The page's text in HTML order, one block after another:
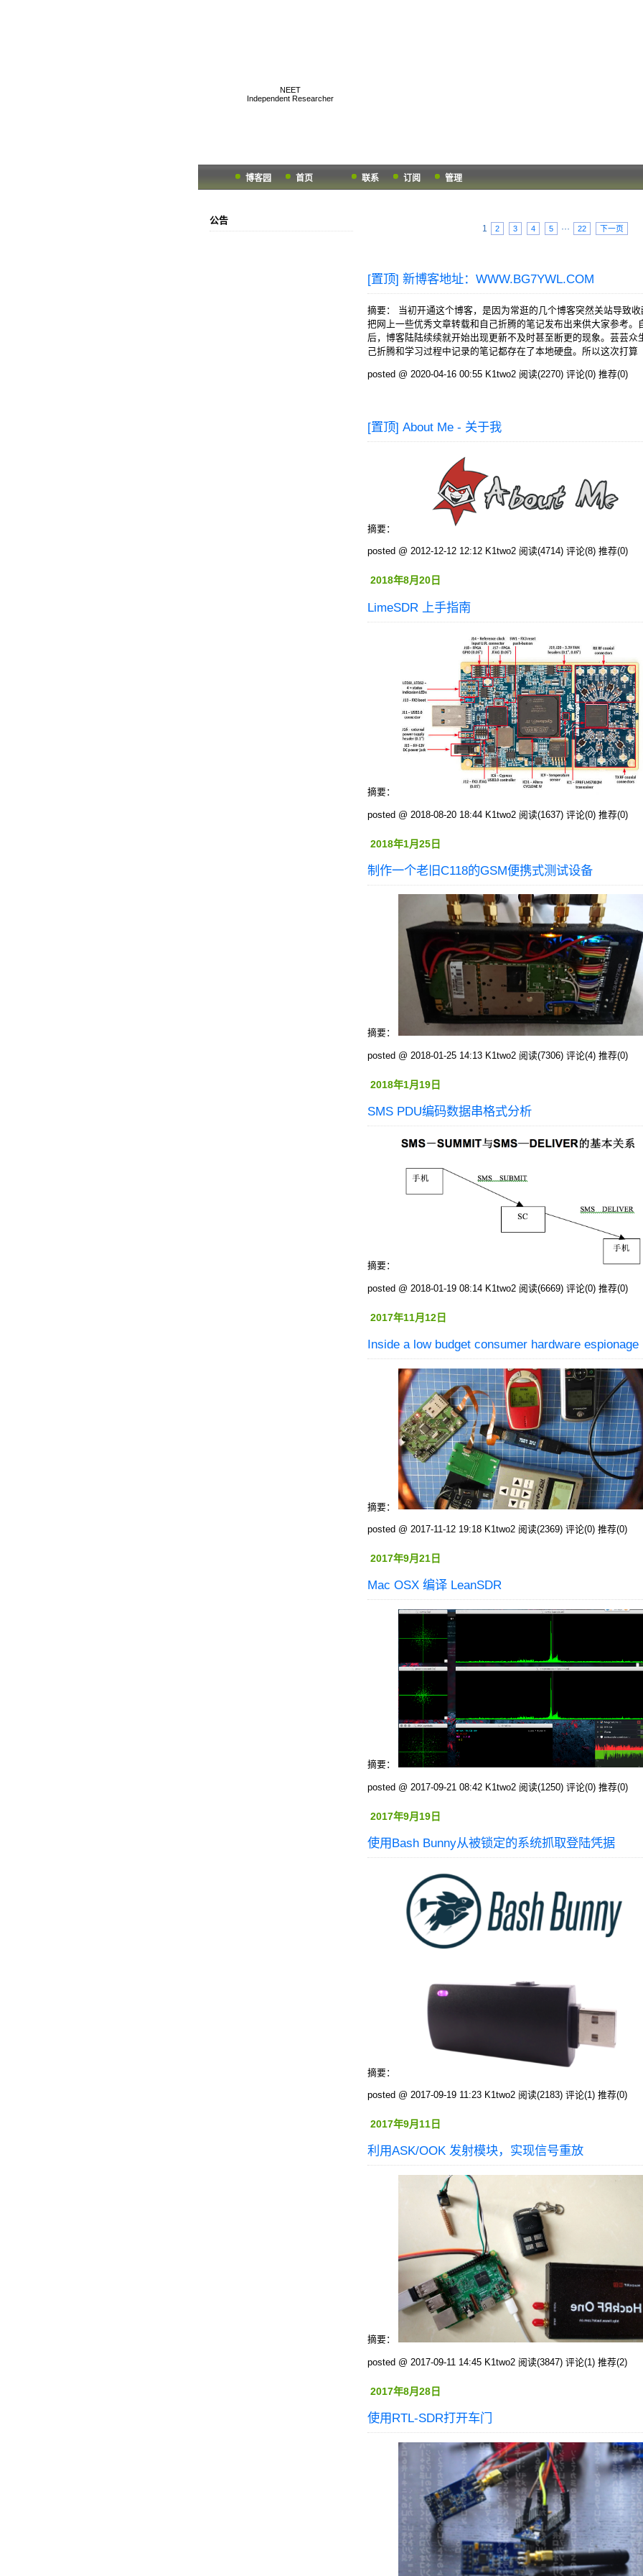
NEET
Independent Researcher
博客园 首页 联系 订阅 管理
公告
1 2 3 4 5 ··· 22 下一页
[置顶] 新博客地址：WWW.BG7YWL.COM
摘要： 当初开通这个博客，是因为常逛的几个博客突然关站导致
把网上一些优秀文章转载和自己折腾的笔记发布出来供大家参考。
后，博客陆陆续续就开始出现更新不及时甚至断更的现象。芸芸众
己折腾和学习过程中记录的笔记都存在了本地硬盘。所以这次打算
posted @ 2020-04-16 00:55 K1two2 阅读(2270) 评论(0) 推荐(0)
[置顶] About Me - 关于我
摘要：
posted @ 2012-12-12 12:12 K1two2 阅读(4714) 评论(8) 推荐(0)
2018年8月20日
LimeSDR 上手指南
摘要：
posted @ 2018-08-20 18:44 K1two2 阅读(1637) 评论(0) 推荐(0)
2018年1月25日
制作一个老旧C118的GSM便携式测试设备
摘要：
posted @ 2018-01-25 14:13 K1two2 阅读(7306) 评论(4) 推荐(0)
2018年1月19日
SMS PDU编码数据串格式分析
摘要：
posted @ 2018-01-19 08:14 K1two2 阅读(6669) 评论(0) 推荐(0)
2017年11月12日
Inside a low budget consumer hardware espionage
摘要：
posted @ 2017-11-12 19:18 K1two2 阅读(2369) 评论(0) 推荐(0)
2017年9月21日
Mac OSX 编译 LeanSDR
摘要：
posted @ 2017-09-21 08:42 K1two2 阅读(1250) 评论(0) 推荐(0)
2017年9月19日
使用Bash Bunny从被锁定的系统抓取登陆凭据
摘要：
posted @ 2017-09-19 11:23 K1two2 阅读(2183) 评论(1) 推荐(0)
2017年9月11日
利用ASK/OOK 发射模块，实现信号重放
摘要：
posted @ 2017-09-11 14:45 K1two2 阅读(3847) 评论(1) 推荐(2)
2017年8月28日
使用RTL-SDR打开车门